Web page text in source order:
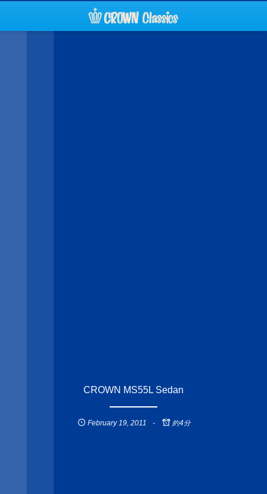
CROWN MS55L Sedan
February 19 2011 約4分